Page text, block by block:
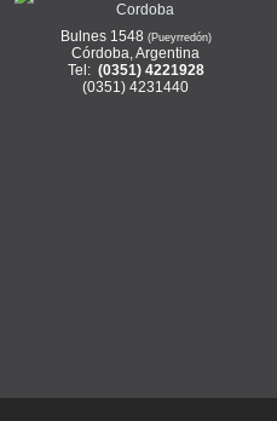
Bulnes 1548 (Pueyrredón)
Córdoba, Argentina
Tel: (0351) 4221928
(0351) 4231440